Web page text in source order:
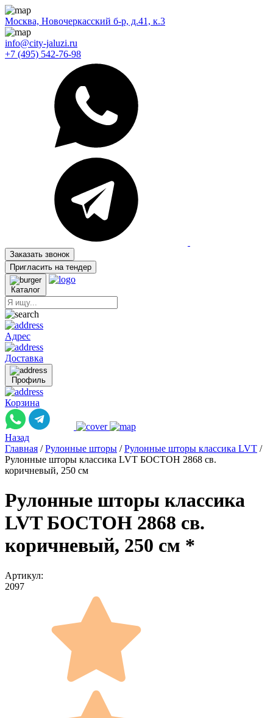
Москва, Новочеркасский б-р, д.41, к.3
info@city-jaluzi.ru
+7 (495) 542-76-98
Заказать звонок
Пригласить на тендер
Каталог
Адрес
Доставка
Профиль
Корзина
Назад
Главная / Рулонные шторы / Рулонные шторы классика LVT /
Рулонные шторы классика LVT БОСТОН 2868 св.
коричневый, 250 см
Рулонные шторы классика
LVT БОСТОН 2868 св.
коричневый, 250 см *
Артикул:
2097